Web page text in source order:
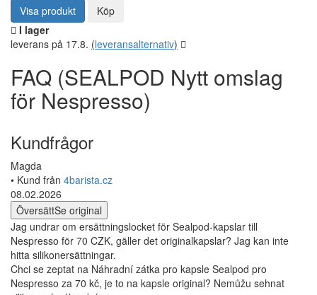
Visa produkt
Köp
I lager
leverans på 17.8. (leveransalternativ)
FAQ (SEALPOD Nytt omslag
för Nespresso)
Kundfrågor
Magda
• Kund från 4barista.cz
08.02.2026
ÖversättSe original
Jag undrar om ersättningslocket för Sealpod-kapslar till
Nespresso för 70 CZK, gäller det originalkapslar? Jag kan inte
hitta silikonersättningar.
Chci se zeptat na Náhradní zátka pro kapsle Sealpod pro
Nespresso za 70 kč, je to na kapsle original? Nemůžu sehnat